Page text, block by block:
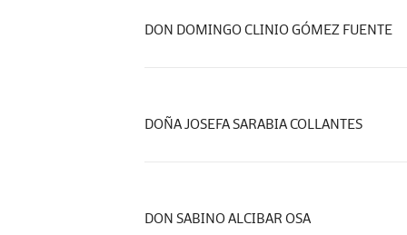
DON DOMINGO CLINIO GÓMEZ FUENTE
DOÑA JOSEFA SARABIA COLLANTES
DON SABINO ALCIBAR OSA